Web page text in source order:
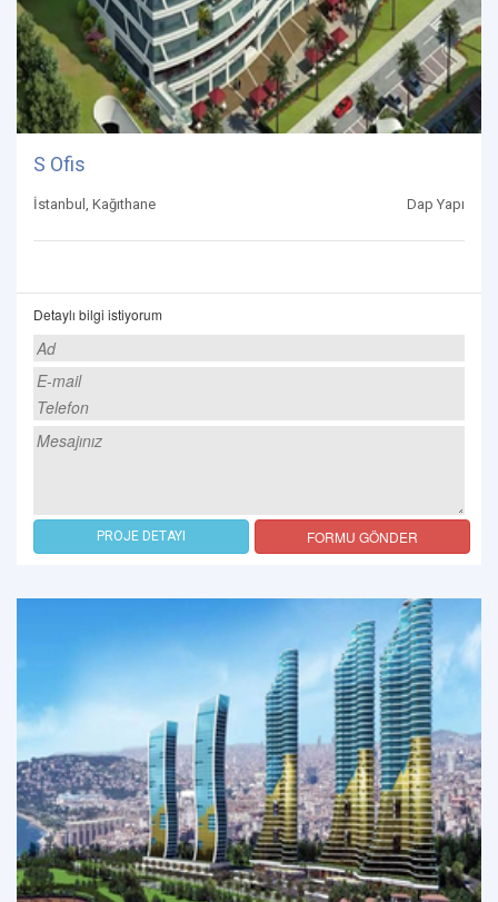
S Ofis
İstanbul, Kağıthane Dap Yapı
Detaylı bilgi istiyorum
PROJE DETAYI FORMU GÖNDER